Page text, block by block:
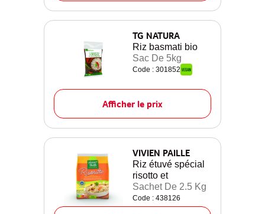
TG NATURA
Riz basmati bio
Sac De 5kg
Code : 301852
Afficher le prix
VIVIEN PAILLE
Riz étuvé spécial
risotto et
Sachet De 2.5 Kg
Code : 438126